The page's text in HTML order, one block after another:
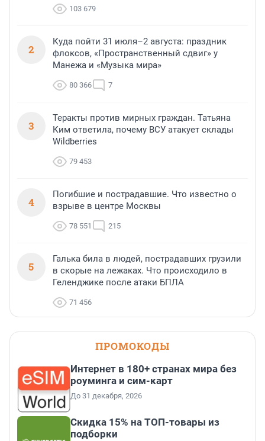
103 679
2
Куда пойти 31 июля–2 августа: праздник
флоксов, «Пространственный сдвиг» у
Манежа и «Музыка мира»
80 366 7
3
Теракты против мирных граждан. Татьяна
Ким ответила, почему ВСУ атакует склады
Wildberries
79 453
4
Погибшие и пострадавшие. Что известно о
взрыве в центре Москвы
78 551 215
5
Галька била в людей, пострадавших грузили
в скорые на лежаках. Что происходило в
Геленджике после атаки БПЛА
71 456
ПРОМОКОДЫ
Интернет в 180+ странах мира без
роуминга и сим-карт
До 31 декабря, 2026
Скидка 15% на ТОП-товары из
подборки